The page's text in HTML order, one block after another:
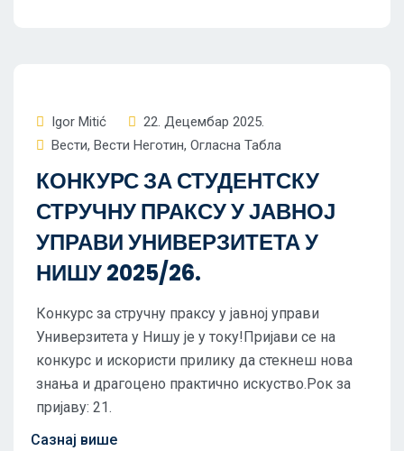
Igor Mitić
22. Децембар 2025.
Вести, Вести Неготин, Огласна Табла
КОНКУРС ЗА СТУДЕНТСКУ
СТРУЧНУ ПРАКСУ У ЈАВНОЈ
УПРАВИ УНИВЕРЗИТЕТА У
НИШУ 2025/26.
Конкурс за стручну праксу у јавној управи
Универзитета у Нишу је у току!Пријави се на
конкурс и искористи прилику да стекнеш нова
знања и драгоцено практично искуство.Рок за
пријаву: 21.